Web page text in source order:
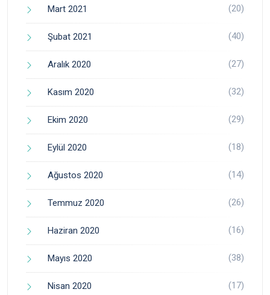
Mart 2021 (20)
Şubat 2021 (40)
Aralık 2020 (27)
Kasım 2020 (32)
Ekim 2020 (29)
Eylül 2020 (18)
Ağustos 2020 (14)
Temmuz 2020 (26)
Haziran 2020 (16)
Mayıs 2020 (38)
Nisan 2020 (17)